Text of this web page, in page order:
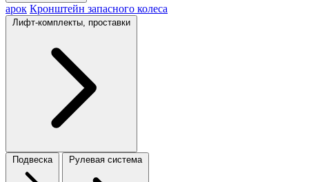
арок Кронштейн запасного колеса
Лифт-комплекты, проставки
Подвеска Рулевая система